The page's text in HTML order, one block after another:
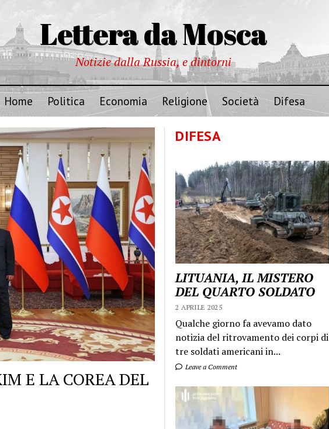
Lettera da Mosca
Notizie dalla Russia, e dintorni
Home Politica Economia Religione Società Difesa
E LA COREA DEL
DIFESA
LITUANIA, IL MISTERO
DEL QUARTO SOLDATO
2 APRILE 2025
Qualche giorno fa avevamo dato
notizia del ritrovamento dei corpi di
tre soldati americani in...
Leave a Comment